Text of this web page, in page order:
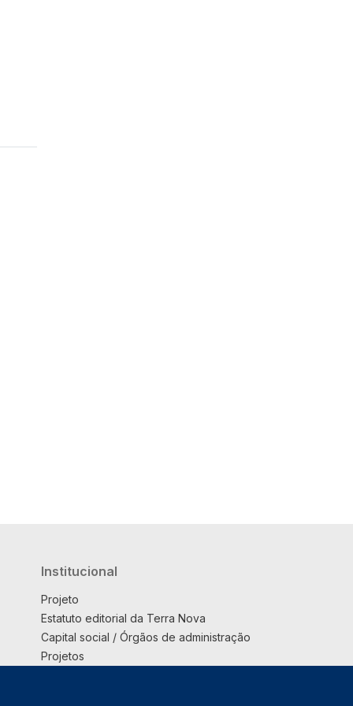
Institucional
Projeto
Estatuto editorial da Terra Nova
Capital social / Órgãos de administração
Projetos